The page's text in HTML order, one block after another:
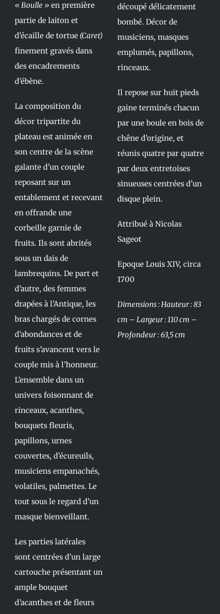
« Boulle »en première
partie de laiton et
d’écaille de tortue(Caret)
finement gravés dans
des encadrements
d’ébène.
La composition du
décor tripartite du
plateau est animée en
son centre de la scène
galante d’un couple
reposant sur un
entablement et recevant
en offrande une
corbeille garnie de
fruits. Ils sont abrités
sous un dais de
lambrequins. De part et
d’autre, des femmes
drapées à l’Antique, les
bras chargés de cornes
d’abondances et de
fruits s’avancent vers le
couple mis à l’honneur.
L’ensemble dans un
univers foisonnant de
rinceaux, acanthes,
bouquets fleuris,
papillons, urnes
couvertes, d’écureuils,
musiciens empanachés,
volatiles, palmettes. Le
tout sous le regard d’un
masque bienveillant.
Les parties latérales
sont centrées d’un large
cartouche présentant un
ample bouquet
d’acanthes et de fleurs
découpé délicatement
bombé. Décor de
musiciens, masques
emplumés, papillons,
rinceaux.
Il repose sur huit pieds
gaine terminés chacun
par une boule en bois de
chêne d’origine, et
réunis quatre par quatre
par deux entretoises
sinueuses centrées d’un
disque plein.
Attribué à Nicolas
Sageot
Epoque Louis XIV, circa
1700
Dimensions : Hauteur : 83
cm – Largeur : 110 cm –
Profondeur : 63,5 cm